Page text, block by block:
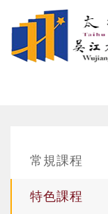
跳转到主要内容
常規課程
特色課程